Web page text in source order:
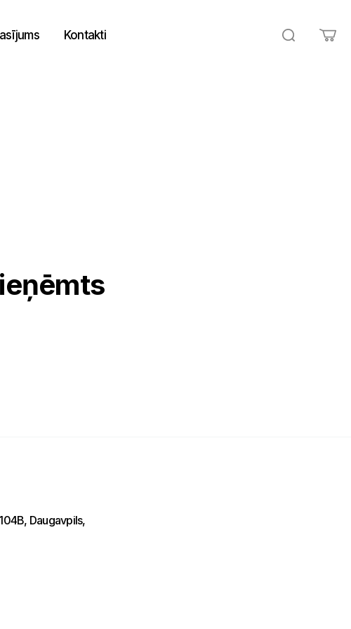
Kontakti
Daugavpils,